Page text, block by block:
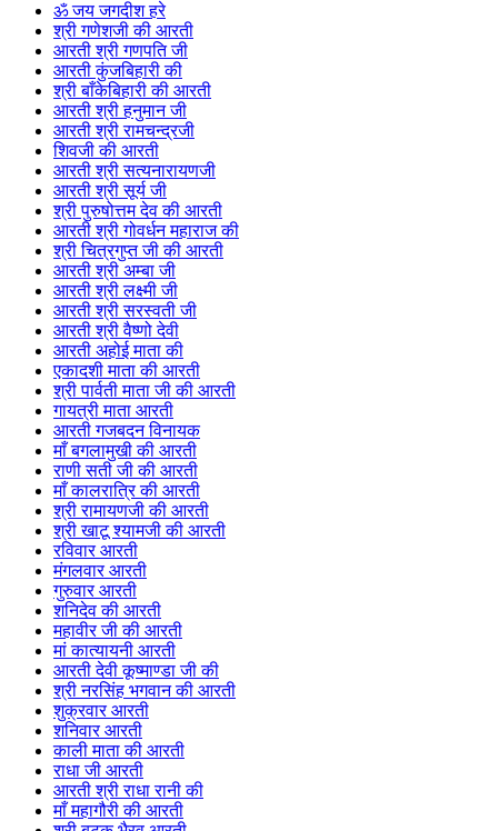
ॐ जय जगदीश हरे
श्री गणेशजी की आरती
आरती श्री गणपति जी
आरती कुंजबिहारी की
श्री बाँकेबिहारी की आरती
आरती श्री हनुमान जी
आरती श्री रामचन्द्रजी
शिवजी की आरती
आरती श्री सत्यनारायणजी
आरती श्री सूर्य जी
श्री पुरुषोत्तम देव की आरती
आरती श्री गोवर्धन महाराज की
श्री चित्रगुप्त जी की आरती
आरती श्री अम्बा जी
आरती श्री लक्ष्मी जी
आरती श्री सरस्वती जी
आरती श्री वैष्णो देवी
आरती अहोई माता की
एकादशी माता की आरती
श्री पार्वती माता जी की आरती
गायत्री माता आरती
आरती गजबदन विनायक
माँ बगलामुखी की आरती
राणी सती जी की आरती
माँ कालरात्रि की आरती
श्री रामायणजी की आरती
श्री खाटू श्यामजी की आरती
रविवार आरती
मंगलवार आरती
गुरुवार आरती
शनिदेव की आरती
महावीर जी की आरती
मां कात्यायनी आरती
आरती देवी कूष्माण्डा जी की
श्री नरसिंह भगवान की आरती
शुक्रवार आरती
शनिवार आरती
काली माता की आरती
राधा जी आरती
आरती श्री राधा रानी की
माँ महागौरी की आरती